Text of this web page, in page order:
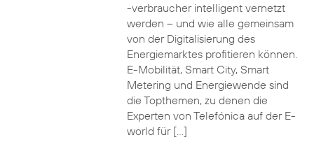
-verbraucher intelligent vernetzt
werden – und wie alle gemeinsam
von der Digitalisierung des
Energiemarktes profitieren können.
E-Mobilität, Smart City, Smart
Metering und Energiewende sind
die Topthemen, zu denen die
Experten von Telefónica auf der E-
world für […]